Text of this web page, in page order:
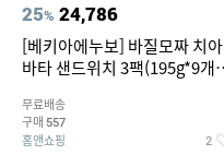
25% 24,786
[베키아에누보] 바질모짜 치아
바타 샌드위치 3팩(195g*9개
무료배송
구매 557
홈앤쇼핑 2